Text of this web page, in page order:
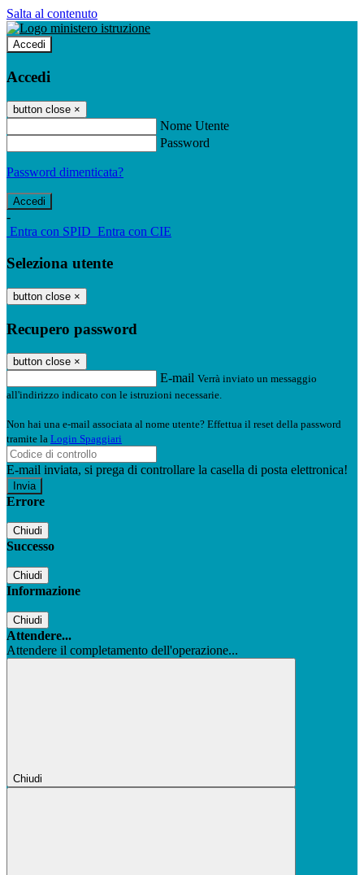
Salta al contenuto
Accedi
Accedi
button close ×
Nome Utente
Password
Password dimenticata?
-
Entra con SPID Entra con CIE
Seleziona utente
button close ×
Recupero password
button close ×
E-mail Verrà inviato un messaggio
all'indirizzo indicato con le istruzioni necessarie.
Non hai una e-mail associata al nome utente? Effettua il reset della password
tramite la Login Spaggiari
E-mail inviata, si prega di controllare la casella di posta elettronica!
Errore
Chiudi
Successo
Chiudi
Informazione
Chiudi
Attendere...
Attendere il completamento dell'operazione...
Chiudi